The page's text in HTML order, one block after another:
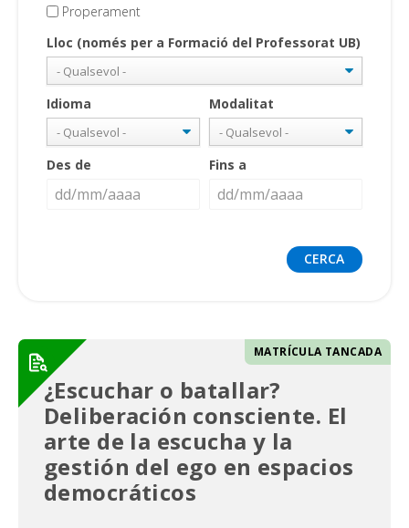
Properament
Lloc (només per a Formació del Professorat UB)
Idioma Modalitat
Des de Fins a
MATRÍCULA TANCADA
¿Escuchar o batallar?
Deliberación consciente. El
arte de la escucha y la
gestión del ego en espacios
democráticos